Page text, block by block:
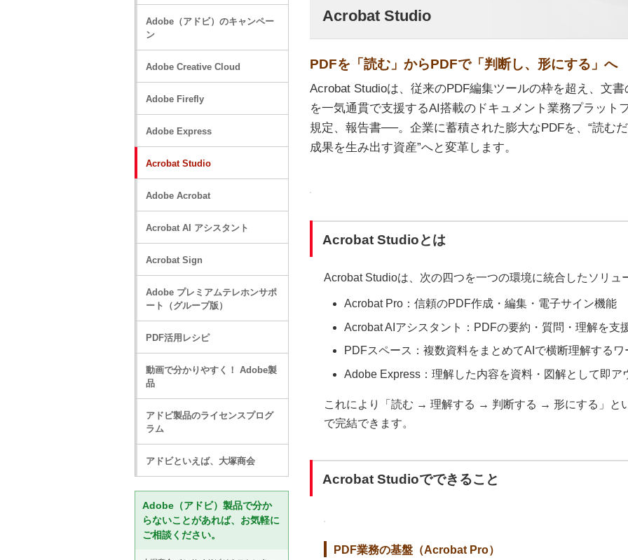
Acrobat Studio
PDFを「読む」からPDFで「判断し、形にする」へ
Acrobat Studioは、従来のPDF編集ツールの枠を超え、文
を一気通貫で支援するAI搭載のドキュメント業務プラット
規定、報告書──。企業に蓄積された膨大なPDFを、“読む
成果を生み出す資産”へと変革します。
Acrobat Studioとは
Acrobat Studioは、次の四つを一つの環境に統合したソリュ
Acrobat Pro：信頼のPDF作成・編集・電子サイン機能
Acrobat AIアシスタント：PDFの要約・質問・理解を支
PDFスペース：複数資料をまとめてAIで横断理解するワ
Adobe Express：理解した内容を資料・図解として即ア
これにより「読む → 理解する → 判断する → 形にする」と
で完結できます。
Acrobat Studioでできること
PDF業務の基盤（Acrobat Pro）
Adobe（アドビ）のキャンペー
ン
Adobe Creative Cloud
Adobe Firefly
Adobe Express
Acrobat Studio
Adobe Acrobat
Acrobat AI アシスタント
Acrobat Sign
Adobe プレミアムテレホンサポ
ート（グループ版）
PDF活用レシピ
動画で分かりやすく！ Adobe製
品
アドビ製品のライセンスプログ
ラム
アドビといえば、大塚商会
Adobe（アドビ）製品で分か
らないことがあれば、お気軽に
ご相談ください。